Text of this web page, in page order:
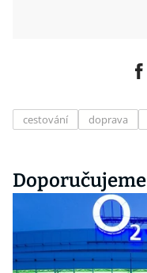
cestování doprava
Doporučujeme